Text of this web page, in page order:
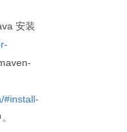
安装
#install-